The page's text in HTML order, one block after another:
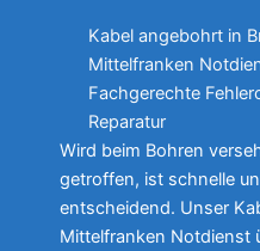
Kabel angebohrt in
Mittelfranken
Fachgerechte
Reparatur
Wird beim Bohren
getroffen, ist schnelle
entscheidend. Unser
Mittelfranken Notdienst